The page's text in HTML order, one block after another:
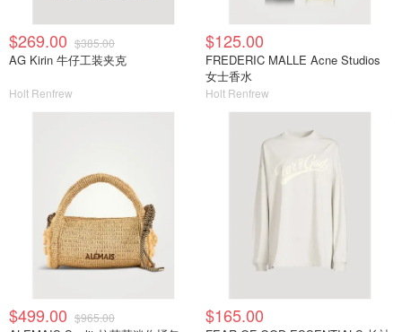
$269.00 $385.00
AG Kirin 牛仔工装夹克
Holt Renfrew
$125.00
FREDERIC MALLE Acne Studios
女士香水
Holt Renfrew
$499.00 $965.00 $165.00